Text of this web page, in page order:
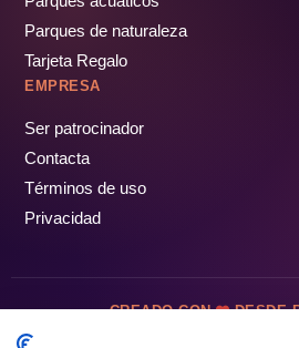
Parques de naturaleza
Tarjeta Regalo
EMPRESA
Ser patrocinador
Contacta
Términos de uso
Privacidad
CREADO CON DESDE